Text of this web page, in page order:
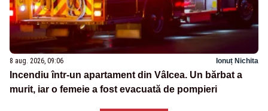
8 aug. 2026, 09:06 Ionuț Nichita
Incendiu într-un apartament din Vâlcea. Un bărbat a
murit, iar o femeie a fost evacuată de pompieri